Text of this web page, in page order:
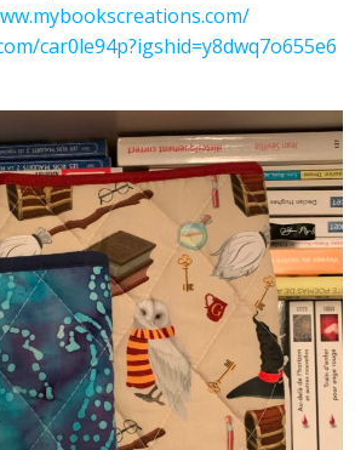
car0le94p?igshid=y8dwq7o655e6